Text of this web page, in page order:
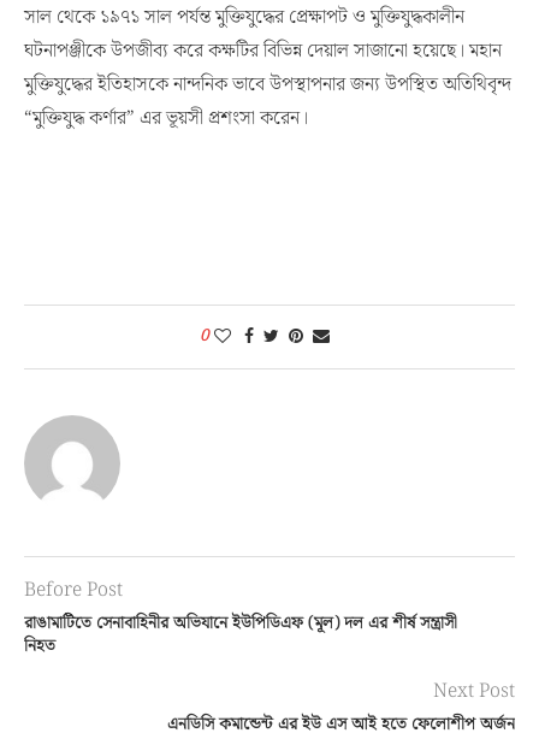
সাল থেকে ১৯৭১ সাল পর্যন্ত মুক্তিযুদ্ধের প্রেক্ষাপট ও মুক্তিযুদ্ধকালীন
ঘটনাপঞ্জীকে উপজীব্য করে কক্ষটির বিভিন্ন দেয়াল সাজানো হয়েছে। মহান
মুক্তিযুদ্ধের ইতিহাসকে নান্দনিক ভাবে উপস্থাপনার জন্য উপস্থিত অতিথিবৃন্দ
“মুক্তিযুদ্ধ কর্ণার” এর ভূয়সী প্রশংসা করেন।
0
Before Post
রাঙামাটিতে সেনাবাহিনীর অভিযানে ইউপিডিএফ (মূল) দল এর শীর্ষ সন্ত্রাসী
নিহত
Next Post
এনডিসি কমান্ডেন্ট এর ইউ এস আই হতে ফেলোশীপ অর্জন